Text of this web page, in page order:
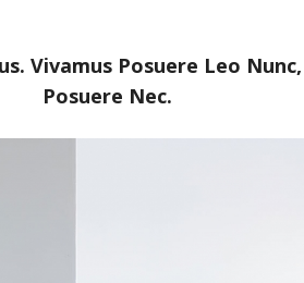
Vivamus Posuere Leo
Posuere Nec.